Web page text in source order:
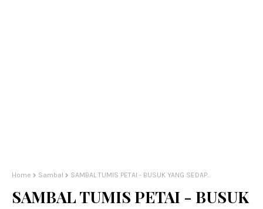
Home Sambal SAMBAL TUMIS PETAI - BUSUK YANG SEDAP...
SAMBAL TUMIS PETAI - BUSUK